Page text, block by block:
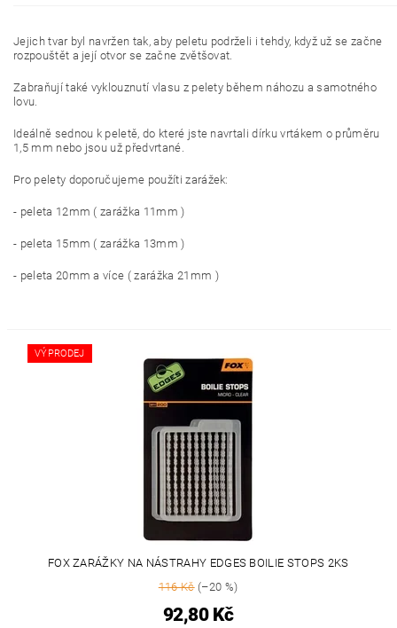
Jejich tvar byl navržen tak, aby peletu podrželi i tehdy, když už se začne
rozpouštět a její otvor se začne zvětšovat.
Zabraňují také vyklouznutí vlasu z pelety během náhozu a samotného
lovu.
Ideálně sednou k peletě, do které jste navrtali dírku vrtákem o průměru
1,5 mm nebo jsou už předvrtané.
Pro pelety doporučujeme použíti zarážek:
- peleta 12mm ( zarážka 11mm )
- peleta 15mm ( zarážka 13mm )
- peleta 20mm a více ( zarážka 21mm )
VÝPRODEJ
FOX ZARÁŽKY NA NÁSTRAHY EDGES BOILIE STOPS 2KS
116 Kč(–20 %)
92,80 Kč